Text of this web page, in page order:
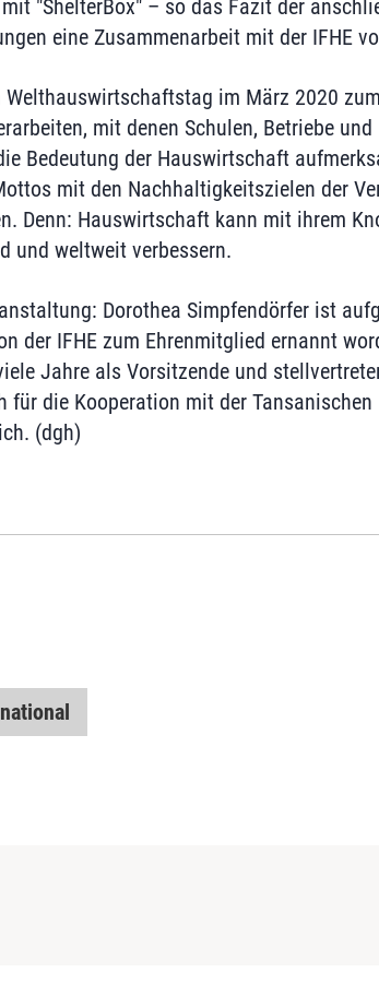
"ShelterBox" – so das Fazit der
eine Zusammenarbeit mit der IFHE
Welthauswirtschaftstag im März 2020
mit denen Schulen, Betriebe und
Bedeutung der Hauswirtschaft
mit den Nachhaltigkeitszielen der
Denn: Hauswirtschaft kann mit ihrem
und weltweit verbessern.
Dorothea Simpfendörfer ist
der IFHE zum Ehrenmitglied ernannt
Jahre als Vorsitzende und
die Kooperation mit der Tansanischen
(dgh)